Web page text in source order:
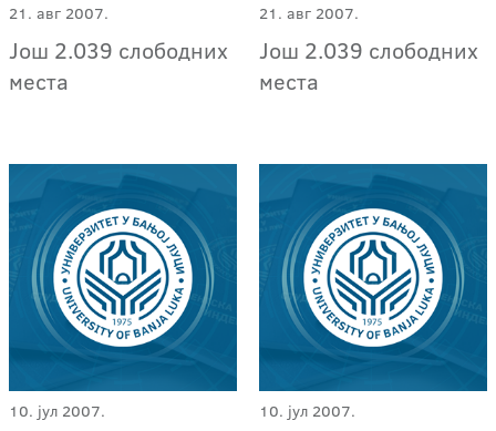
21. авг 2007.
Још 2.039 слободних
места
21. авг 2007.
Још 2.039 слободних
места
10. јул 2007. 10. јул 2007.